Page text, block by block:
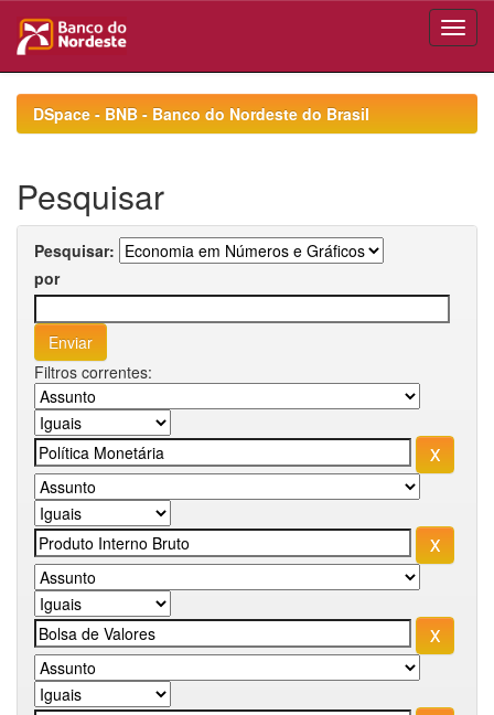
navigationDSpace - BNB - Banco do Nordeste do Brasil
Pesquisar
Pesquisar:
por
Filtros correntes: